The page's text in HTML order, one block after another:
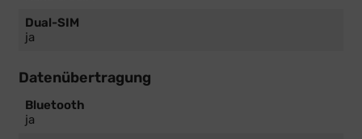
Dual-SIM
ja
Datenübertragung
Bluetooth
ja